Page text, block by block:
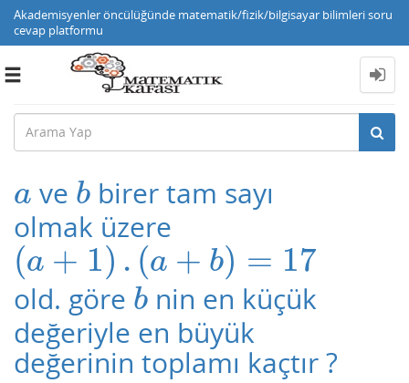
Akademisyenler öncülüğünde matematik/fizik/bilgisayar bilimleri soru
cevap platformu
Toggle
a
a ve b
b birer tam sayı
olmak üzere
(a + 1) . (a + b) = 17
(a+ 1) (a+ b )=17
old. göre b
b nin en küçük
değeriyle en büyük
değerinin toplamı kaçtır ?